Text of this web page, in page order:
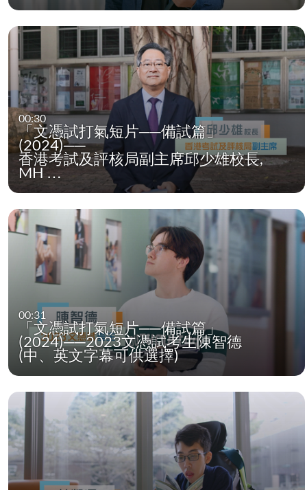
00:30
「文憑試打氣短片──備試篇」
(2024)──
香港考試及評核局副主席邱少雄校長,
MH …
00:31
「文憑試打氣短片──備試篇」
(2024)──2023文憑試考生陳智德
(中、英文字幕可供選擇)